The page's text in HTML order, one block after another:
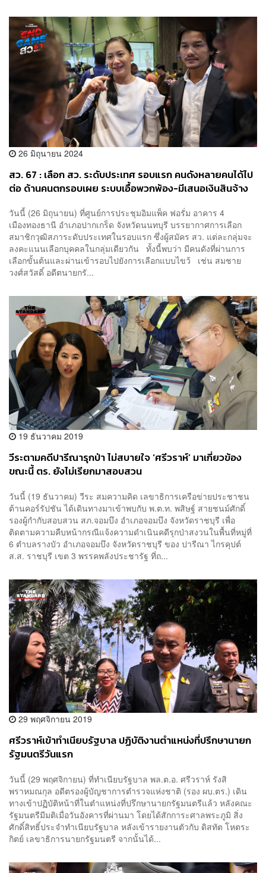
26 มิถุนายน 2024
สว. 67 : เลือก สว. ระดับประเทศ รอบแรก คนดังหลายคนได้ไป
ต่อ ด้านคนตกรอบเผย ระบบเอื้อพวกพ้อง-มีเสนอเงินสินจ้าง
วันนี้ (26 มิถุนายน) ที่ศูนย์การประชุมอิมแพ็ค ฟอรั่ม อาคาร 4
เมืองทองธานี อำเภอปากเกร็ด จังหวัดนนทบุรี บรรยากาศการเลือก
สมาชิกวุฒิสภาระดับประเทศในรอบแรก ซึ่งผู้สมัคร สว. แต่ละกลุ่มจะ
ลงคะแนนเลือกบุคคลในกลุ่มเดียวกัน ทั้งนี้พบว่า มีคนดังที่ผ่านการ
เลือกขั้นต้นและผ่านเข้ารอบไปยังการเลือกแบบไขว้ เช่น สมชาย
วงศ์สวัสดิ์ อดีตนายกรั...
19 ธันวาคม 2019
วีระตามคดีปารีณารุกป่า ไม่สบายใจ ‘ศรีวราห์’ มาเกี่ยวข้อง
ขณะนี้ ตร. ยังไม่เรียกมาสอบสวน
วันนี้ (19 ธันวาคม) วีระ สมความคิด เลขาธิการเครือข่ายประชาชน
ต้านคอร์รัปชัน ได้เดินทางมาเข้าพบกับ พ.ต.ท. พสิษฐ์ สายชนม์ศักดิ์
รองผู้กำกับสอบสวน สภ.จอมบึง อำเภอจอมบึง จังหวัดราชบุรี เพื่อ
ติดตามความคืบหน้ากรณีแจ้งความดำเนินคดีรุกป่าสงวนในพื้นที่หมู่ที่
6 ตำบลรางบัว อำเภอจอมบึง จังหวัดราชบุรี ของ ปารีณา ไกรคุปต์
ส.ส. ราชบุรี เขต 3 พรรคพลังประชารัฐ ที่ถ...
29 พฤศจิกายน 2019
ศรีวราห์เข้าทำเนียบรัฐบาล ปฏิบัติงานตำแหน่งที่ปรึกษานายก
รัฐมนตรีวันแรก
วันนี้ (29 พฤศจิกายน) ที่ทำเนียบรัฐบาล พล.ต.อ. ศรีวราห์ รังสิ
พราหมณกุล อดีตรองผู้บัญชาการตำรวจแห่งชาติ (รอง ผบ.ตร.) เดิน
ทางเข้าปฏิบัติหน้าที่ในตำแหน่งที่ปรึกษานายกรัฐมนตรีแล้ว หลังคณะ
รัฐมนตรีมีมติเมื่อวันอังคารที่ผ่านมา โดยได้สักการะศาลพระภูมิ สิ่ง
ศักดิ์สิทธิ์ประจำทำเนียบรัฐบาล หลังเข้ารายงานตัวกับ ดิสทัต โหตระ
กิตย์ เลขาธิการนายกรัฐมนตรี จากนั้นได้...